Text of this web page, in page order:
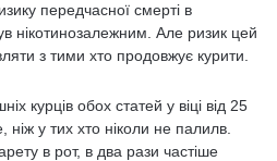
передчасної смерті в
нікотинозалежним. Але ризик цей
з тими хто продовжує курити.
курців обох статей у віці від 25
у тих хто ніколи не палилв.
в рот, в два рази частіше